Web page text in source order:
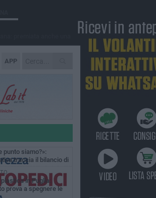
APP
di Giovinazzo,
di Stelle 2026": tra il
di Uccio De Santis
a Giovinazzo apre la
punto siamo?»:
traccia il bilancio di
in Puglia:
prova a spegnere le